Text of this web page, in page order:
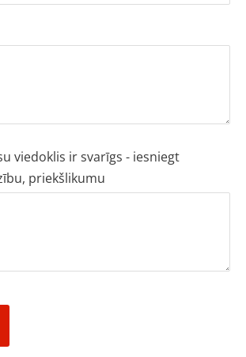
viedoklis ir svarīgs - iesniegt
priekšlikumu